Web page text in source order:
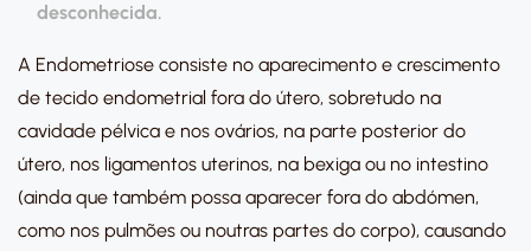
desconhecida.
A Endometriose consiste no aparecimento e crescimento
de tecido endometrial fora do útero, sobretudo na
cavidade pélvica e nos ovários, na parte posterior do
útero, nos ligamentos uterinos, na bexiga ou no intestino
(ainda que também possa aparecer fora do abdómen,
como nos pulmões ou noutras partes do corpo), causando